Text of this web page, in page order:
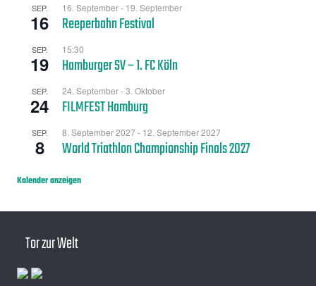
Tor zur Welt
SEP.
16
16. September- 19. September
Reeperbahn Festival
SEP.
19
15:30
Hamburger SV – 1. FC Köln
SEP.
24
24. September-3. Oktober
FILMFEST Hamburg
SEP.
8
8. September 2027- 12. September 2027
World Triathlon Championship Finals 2027
Kalender anzeigen